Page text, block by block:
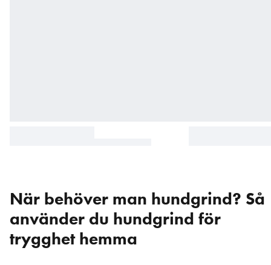
När behöver man hundgrind? Så
använder du hundgrind för
trygghet hemma